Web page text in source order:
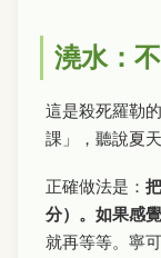
澆水：
這是殺死羅勒
課」，聽說夏
正確做法是：
分）。如果感
就再等等。寧